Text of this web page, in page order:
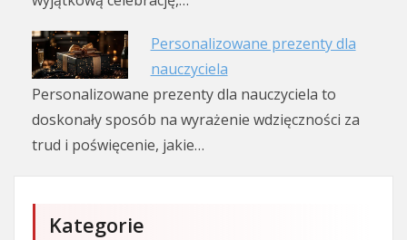
Personalizowane prezenty dla
nauczyciela
Personalizowane prezenty dla nauczyciela to
doskonały sposób na wyrażenie wdzięczności za
trud i poświęcenie, jakie…
Kategorie